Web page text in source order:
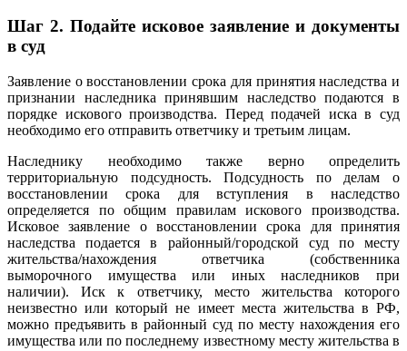
Шаг 2. Подайте исковое заявление и документы
в суд
Заявление о восстановлении срока для принятия наследства и
признании наследника принявшим наследство подаются в
порядке искового производства. Перед подачей иска в суд
необходимо его отправить ответчику и третьим лицам.
Наследнику необходимо также верно определить
территориальную подсудность. Подсудность по делам о
восстановлении срока для вступления в наследство
определяется по общим правилам искового производства.
Исковое заявление о восстановлении срока для принятия
наследства подается в районный/городской суд по месту
жительства/нахождения ответчика (собственника
выморочного имущества или иных наследников при
наличии). Иск к ответчику, место жительства которого
неизвестно или который не имеет места жительства в РФ,
можно предъявить в районный суд по месту нахождения его
имущества или по последнему известному месту жительства в